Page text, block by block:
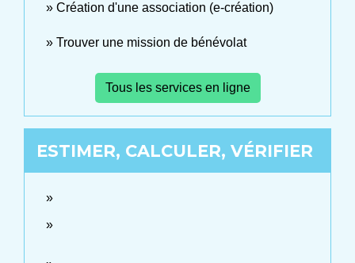
Création d'une association (e-création)
Trouver une mission de bénévolat
Tous les services en ligne
ESTIMER, CALCULER, VÉRIFIER